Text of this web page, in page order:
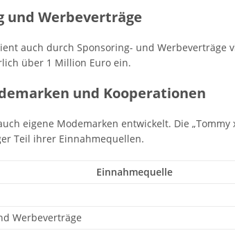
und Werbeverträge
auch durch Sponsoring- und Werbeverträge
über 1 Million Euro ein.
und Kooperationen
eigene Modemarken entwickelt. Die
Teil ihrer Einnahmequellen.
Einnahmequelle
Werbeverträge